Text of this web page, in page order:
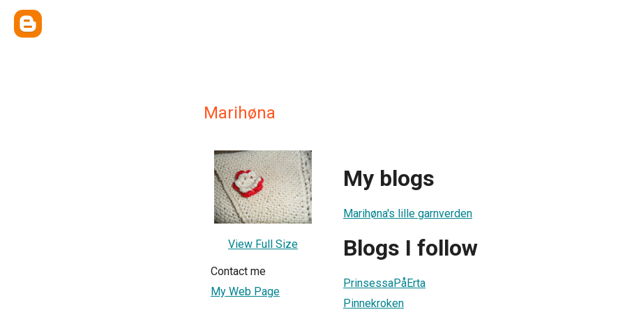
Marihøna
View Full Size
Contact me
My Web Page
My blogs
Marihøna's lille garnverden
Blogs I follow
PrinsessaPåErta
Pinnekroken